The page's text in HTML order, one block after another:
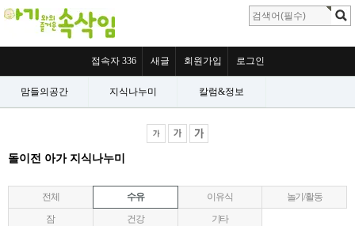
접속자 336 새글 회원가입 로그인
맘들의공간 지식나누미 칼럼&정보
돌이전 아가 지식나누미
전체 수유 이유식
놀기/활동
잠
건강 기타